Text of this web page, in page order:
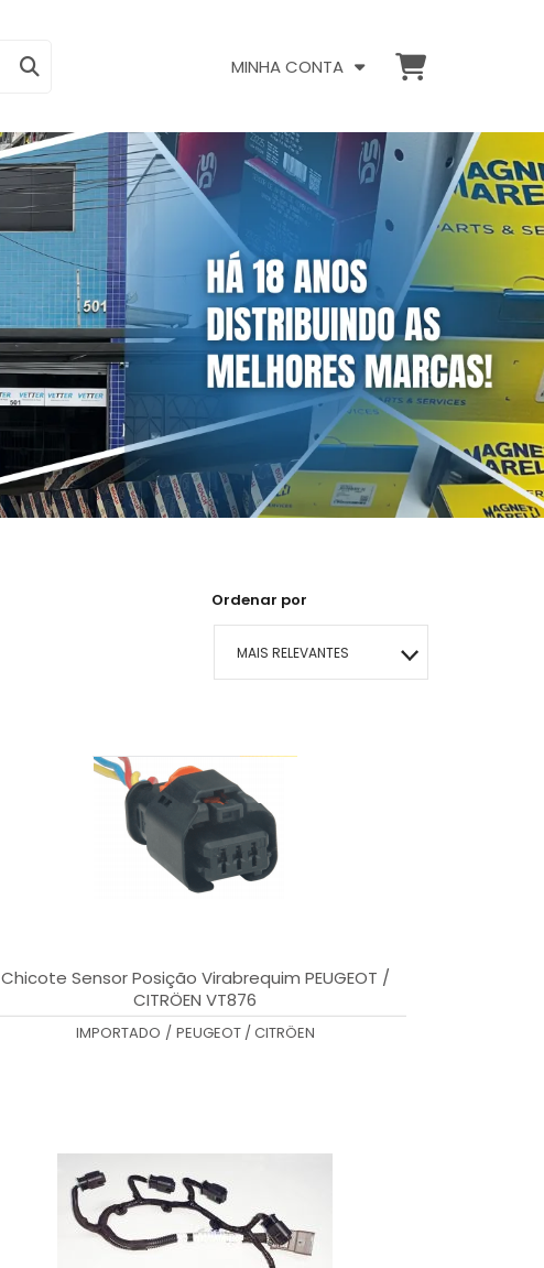
MINHA CONTA
Ordenar por
MAIS RELEVANTES
MAIOR PREÇO
A - Z
Chicote Sensor Posição Virabrequim PEUGEOT /
CITRÖEN VT876
IMPORTADO / PEUGEOT / CITRÖEN